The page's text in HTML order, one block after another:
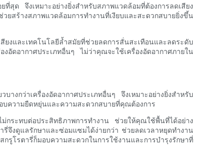
ที่สุด จึงเหมาะอย่างยิ่งสำหรับสภาพแวดล้อมที่ต้องการลดเสียง
สร้างสภาพแวดล้อมการทำงานที่เงียบและสะดวกสบายยิ่งขึ้น
ยงและเทคโนโลยีล้ำสมัยที่ช่วยลดการสั่นสะเทือนและลดระดับ
อัดอากาศประเภทอื่นๆ ไม่ว่าคุณจะใช้เครื่องอัดอากาศภายใน
างกว่าเครื่องอัดอากาศประเภทอื่นๆ จึงเหมาะอย่างยิ่งสำหรับ
บความยืดหยุ่นและความสะดวกสบายที่คุณต้องการ
ม่กระทบต่อประสิทธิภาพการทำงาน ช่วยให้คุณใช้พื้นที่ได้อย่าง
จึงดูแลรักษาและซ่อมแซมได้ง่ายกว่า ช่วยลดเวลาหยุดทำงาน
โรตารี่ก็มอบความสะดวกในการใช้งานและการบำรุงรักษาที่